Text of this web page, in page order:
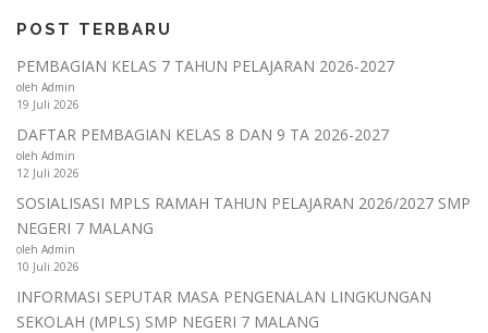
POST TERBARU
PEMBAGIAN KELAS 7 TAHUN PELAJARAN 2026-2027
oleh Admin
19 Juli 2026
DAFTAR PEMBAGIAN KELAS 8 DAN 9 TA 2026-2027
oleh Admin
12 Juli 2026
SOSIALISASI MPLS RAMAH TAHUN PELAJARAN 2026/2027 SMP
NEGERI 7 MALANG
oleh Admin
10 Juli 2026
INFORMASI SEPUTAR MASA PENGENALAN LINGKUNGAN
SEKOLAH (MPLS) SMP NEGERI 7 MALANG